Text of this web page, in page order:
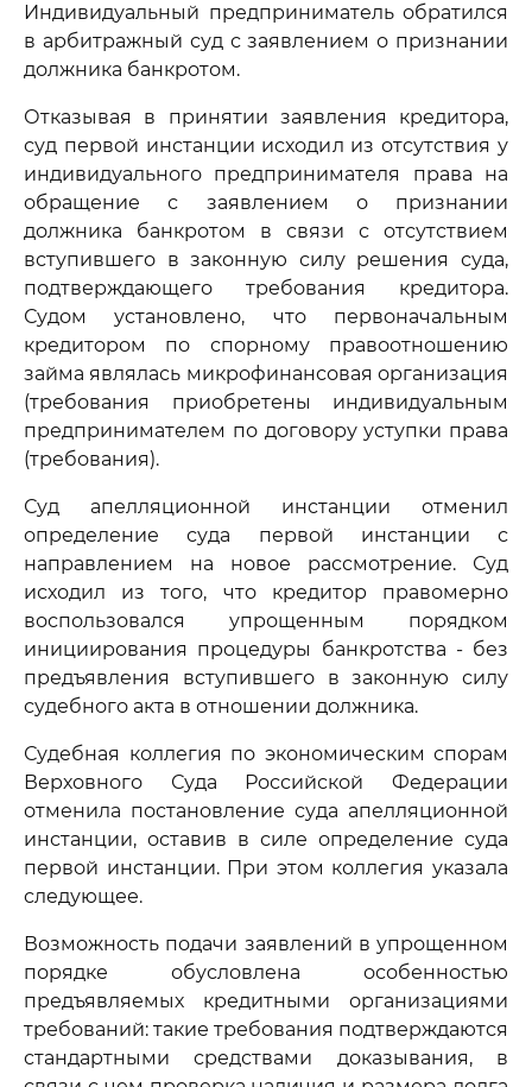
Индивидуальный предприниматель обратился
в арбитражный суд с заявлением о признании
должника банкротом.
Отказывая в принятии заявления кредитора,
суд первой инстанции исходил из отсутствия у
индивидуального предпринимателя права на
обращение с заявлением о признании
должника банкротом в связи с отсутствием
вступившего в законную силу решения суда,
подтверждающего требования кредитора.
Судом установлено, что первоначальным
кредитором по спорному правоотношению
займа являлась микрофинансовая организация
(требования приобретены индивидуальным
предпринимателем по договору уступки права
(требования).
Суд апелляционной инстанции отменил
определение суда первой инстанции с
направлением на новое рассмотрение. Суд
исходил из того, что кредитор правомерно
воспользовался упрощенным порядком
инициирования процедуры банкротства - без
предъявления вступившего в законную силу
судебного акта в отношении должника.
Судебная коллегия по экономическим спорам
Верховного Суда Российской Федерации
отменила постановление суда апелляционной
инстанции, оставив в силе определение суда
первой инстанции. При этом коллегия указала
следующее.
Возможность подачи заявлений в упрощенном
порядке обусловлена особенностью
предъявляемых кредитными организациями
требований: такие требования подтверждаются
стандартными средствами доказывания, в